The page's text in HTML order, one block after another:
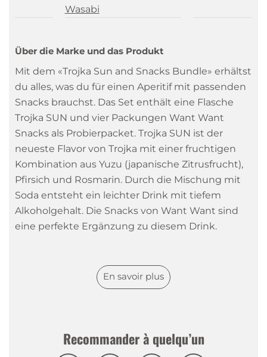
Wasabi
Über die Marke und das Produkt
Mit dem «Trojka Sun and Snacks Bundle» erhältst
du alles, was du für einen Aperitif mit passenden
Snacks brauchst. Das Set enthält eine Flasche
Trojka SUN und vier Packungen Want Want
Snacks als Probierpacket. Trojka SUN ist der
neueste Flavor von Trojka mit einer fruchtigen
Kombination aus Yuzu (japanische Zitrusfrucht),
Pfirsich und Rosmarin. Durch die Mischung mit
Soda entsteht ein leichter Drink mit tiefem
Alkoholgehalt. Die Snacks von Want Want sind
eine perfekte Ergänzung zu diesem Drink.
Geschmack: die Tasting Notes
Trojka SUN schmeckt nach spritziger Yuzu,
die Flavors Honey Mustard, Chicken & Chives,
Mild Chilli und Wasabi.
En savoir plus
Recommander à quelqu’un